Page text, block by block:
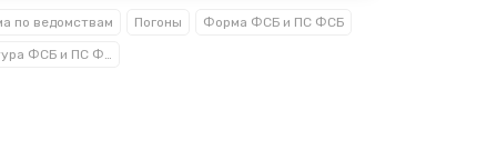
по ведомствам Погоны Форма ФСБ и ПС ФСБ